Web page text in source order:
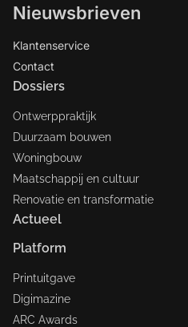
Nieuwsbrieven
Klantenservice
Contact
Dossiers
Ontwerppraktijk
Duurzaam bouwen
Woningbouw
Maatschappij en cultuur
Renovatie en transformatie
Actueel
Platform
Printuitgave
Digimazine
ARC Awards